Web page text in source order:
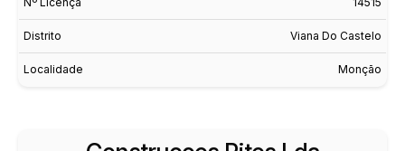
Distrito Viana Do Castelo
Localidade Monção